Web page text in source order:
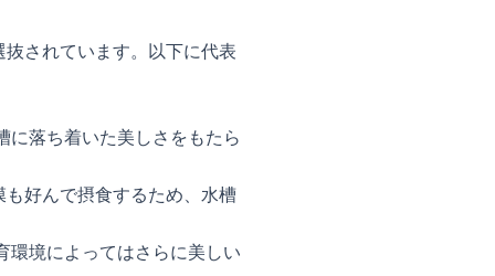
されています。以下に代表
落ち着いた美しさをもたら
好んで摂食するため、水槽
環境によってはさらに美しい